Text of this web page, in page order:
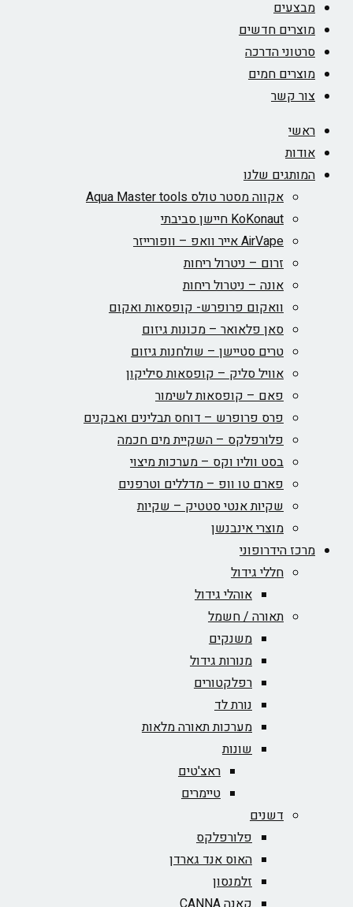
מבצעים
מוצרים חדשים
סרטוני הדרכה
מוצרים חמים
צור קשר
ראשי
אודות
המותגים שלנו
אקווה מסטר טולס Aqua Master tools
KoKonaut חיישן סביבתי
AirVape אייר וואפ – וופורייזר
זרום – ניטרול ריחות
אונה – ניטרול ריחות
וואקום פרופרש- קופסאות ואקום
סאן פלאואר – מכונות גיזום
טרים סטיישן – שולחנות גיזום
אוויל סליק – קופסאות סיליקון
פאם – קופסאות לשימור
פרס פרופרש – דוחס תבלינים ואבקנים
פלורפלקס – השקיית מים חכמה
בסט ווליו וקס – מערכות מיצוי
פארם טו וופ – מדללים וטרפנים
שקיות אנטי סטטיק – שקיות
מוצרי אינבנשן
מרכז הידרופוני
חללי גידול
אוהלי גידול
תאורה / חשמל
משנקים
מנורות גידול
רפלקטורים
נורת לד
מערכות תאורה מלאות
שונות
ראצ'טים
טיימרים
דשנים
פלורפלקס
האוס אנד גארדן
זלמנסון